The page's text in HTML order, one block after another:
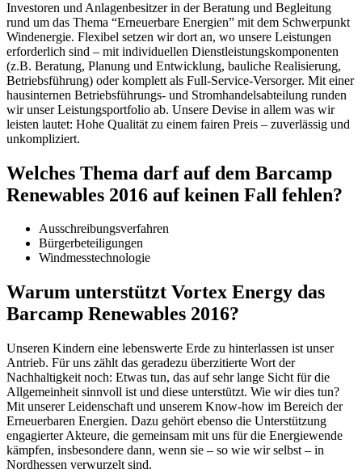
Investoren und Anlagenbesitzer in der Beratung und Begleitung
rund um das Thema “Erneuerbare Energien” mit dem Schwerpunkt
Windenergie. Flexibel setzen wir dort an, wo unsere Leistungen
erforderlich sind – mit individuellen Dienstleistungskomponenten
(z.B. Beratung, Planung und Entwicklung, bauliche Realisierung,
Betriebsführung) oder komplett als Full-Service-Versorger. Mit einer
hausinternen Betriebsführungs- und Stromhandelsabteilung runden
wir unser Leistungsportfolio ab. Unsere Devise in allem was wir
leisten lautet: Hohe Qualität zu einem fairen Preis – zuverlässig und
unkompliziert.
Welches Thema darf auf dem Barcamp
Renewables 2016 auf keinen Fall fehlen?
Ausschreibungsverfahren
Bürgerbeteiligungen
Windmesstechnologie
Warum unterstützt Vortex Energy das
Barcamp Renewables 2016?
Unseren Kindern eine lebenswerte Erde zu hinterlassen ist unser
Antrieb. Für uns zählt das geradezu überzitierte Wort der
Nachhaltigkeit noch: Etwas tun, das auf sehr lange Sicht für die
Allgemeinheit sinnvoll ist und diese unterstützt. Wie wir dies tun?
Mit unserer Leidenschaft und unserem Know-how im Bereich der
Erneuerbaren Energien. Dazu gehört ebenso die Unterstützung
engagierter Akteure, die gemeinsam mit uns für die Energiewende
kämpfen, insbesondere dann, wenn sie – so wie wir selbst – in
Nordhessen verwurzelt sind.